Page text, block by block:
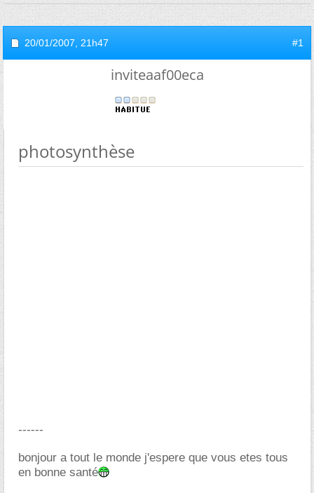
20/01/2007, 21h47 #1
inviteaaf00eca
photosynthèse
------
bonjour a tout le monde j'espere que vous etes tous
en bonne santé